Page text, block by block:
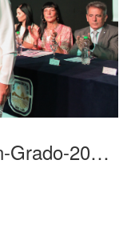
Segunda-Colacion-Grado-2024 (48)